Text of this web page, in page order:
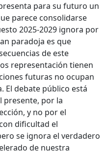
para su futuro un
parece consolidarse
2025-2029 ignora por
paradoja es que
de este
representación tienen
futuras no ocupan
El debate público está
presente, por la
y no por el
dificultad el
se ignora el verdadero
de nuestra